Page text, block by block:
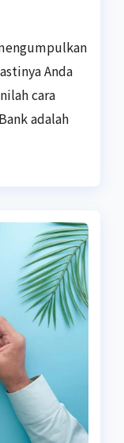
Anda
cara
adalah